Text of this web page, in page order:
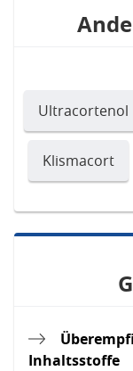
Ultracortenol
Klismacort
Inhaltsstoffe